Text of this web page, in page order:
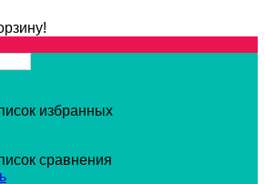
избранных
сравнения